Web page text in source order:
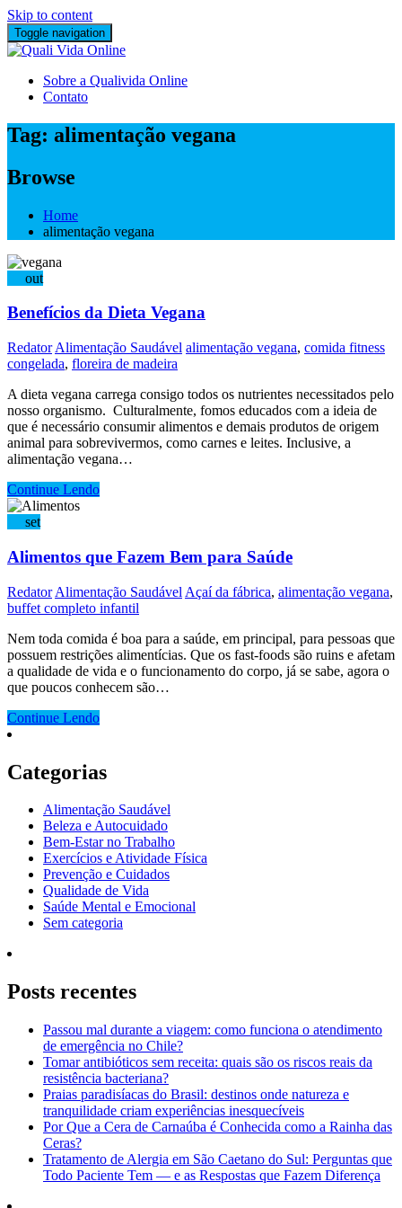
Skip to content
Toggle navigation
Sobre a Qualivida Online
Contato
Tag: alimentação vegana
Browse
Home
alimentação vegana
out
Benefícios da Dieta Vegana
Redator Alimentação Saudável alimentação vegana, comida fitness
congelada, floreira de madeira
A dieta vegana carrega consigo todos os nutrientes necessitados pelo
nosso organismo. Culturalmente, fomos educados com a ideia de
que é necessário consumir alimentos e demais produtos de origem
animal para sobrevivermos, como carnes e leites. Inclusive, a
alimentação vegana…
Continue Lendo
set
Alimentos que Fazem Bem para Saúde
Redator Alimentação Saudável Açaí da fábrica, alimentação vegana,
buffet completo infantil
Nem toda comida é boa para a saúde, em principal, para pessoas que
possuem restrições alimentícias. Que os fast-foods são ruins e afetam
a qualidade de vida e o funcionamento do corpo, já se sabe, agora o
que poucos conhecem são…
Continue Lendo
Categorias
Alimentação Saudável
Beleza e Autocuidado
Bem-Estar no Trabalho
Exercícios e Atividade Física
Prevenção e Cuidados
Qualidade de Vida
Saúde Mental e Emocional
Sem categoria
Posts recentes
Passou mal durante a viagem: como funciona o atendimento
de emergência no Chile?
Tomar antibióticos sem receita: quais são os riscos reais da
resistência bacteriana?
Praias paradisíacas do Brasil: destinos onde natureza e
tranquilidade criam experiências inesquecíveis
Por Que a Cera de Carnaúba é Conhecida como a Rainha das
Ceras?
Tratamento de Alergia em São Caetano do Sul: Perguntas que
Todo Paciente Tem — e as Respostas que Fazem Diferença